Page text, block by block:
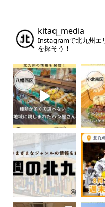
kitaq_media
Instagramで北九州エ
を探そう！